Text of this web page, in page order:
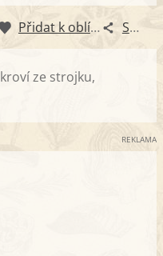
Přidat k oblíbeným Sdílet
ze strojku,
REKLAMA